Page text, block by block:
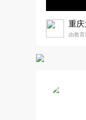
重庆
由教育